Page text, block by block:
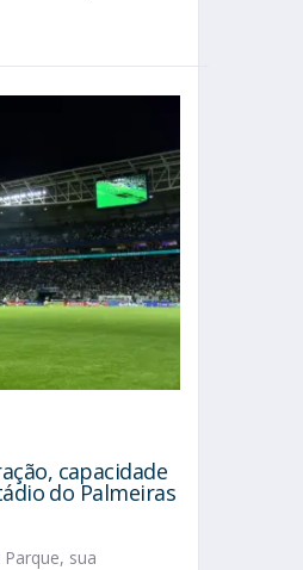
capacidade
do Palmeiras
sua